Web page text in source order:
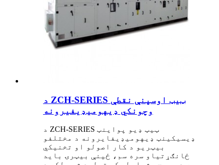
د ZCH-SERIES ټیټ اوسپنې نقطې
وچونکي ډیهومیډیفیرونه
د ZCH-SERIES ټیټ ډیو پواینټ
ډیسیکینټ ډیهومیډیفایرونه د مختلفو
بیټریو د کار اصولو او تخنیکي
ځانګړتیاو سره سم، ځینې بیټرۍ باید